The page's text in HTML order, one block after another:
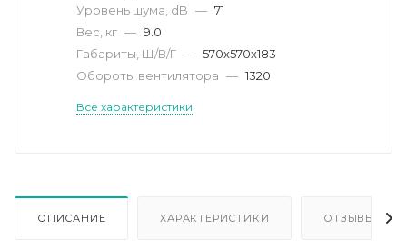
Уровень шума, dB — 71
Вес, кг — 9.0
Габариты, Ш/В/Г — 570х570х183
Обороты вентилятора — 1320
Все характеристики
ОПИСАНИЕ ХАРАКТЕРИСТИКИ ОТЗЫВЫ